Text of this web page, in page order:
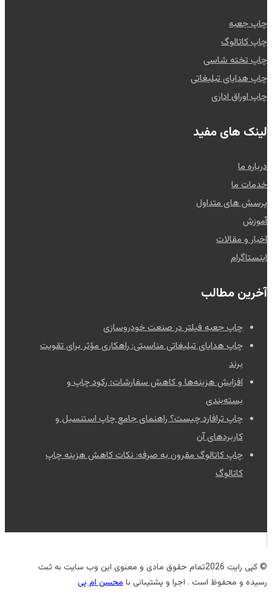
چاپ جعبه
چاپ کاتالوگ
چاپ تخته شاسی
چاپ هدایای تبلیغاتی
چاپ اوراق اداری
لینک های مفید
درباره ما
خدمات ما
پرسش های متداول
آموزش
اخبار و مقالات
اینستاگرام
آخرین مطالب
چاپ جعبه فیلتر در صنعت خودروسازی
چاپ هدایای تبلیغاتی مناسبتی: راهکاری مؤثر برای تقویت
برند
افزایش هزینه‌ها و کاهش سفارشات؛ رکود چاپ و
بسته‌بندی
چاپ ترافارد چیست؟ راهنمای جامع چاپ استنسیل و
کاربردهای آن
چاپ کاتالوگ مقرون به صرفه: نکات کاهش هزینه چاپ
کاتالوگ
© کپی رایت 2026تمام حقوق مادی و معنوی این وب سایت به ثبت
رسیده و محفوظ است . اجرا و پشتیبانی بامحسن ام پی